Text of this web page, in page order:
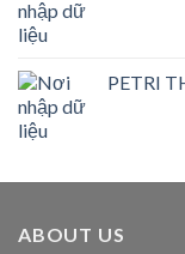
PETRI
ABOUT US